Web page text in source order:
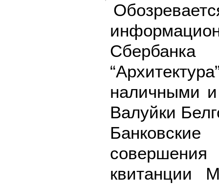
наличными
Валуйки
квитанции